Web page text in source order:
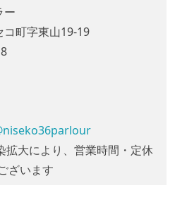
ー
町字東山19-19
大により、営業時間・定休
ざいます